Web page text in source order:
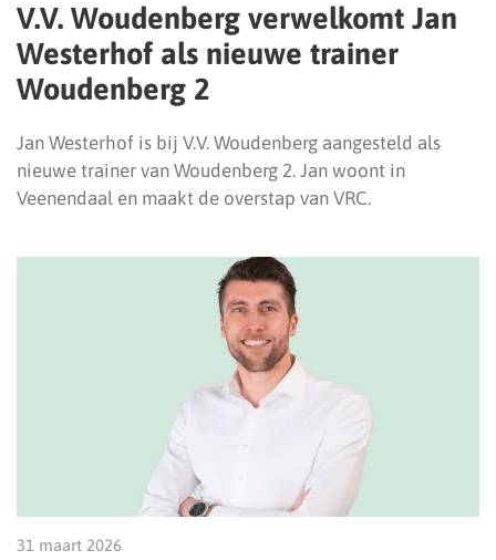
V.V. Woudenberg verwelkomt Jan
Westerhof als nieuwe trainer
Woudenberg 2
Jan Westerhof is bij V.V. Woudenberg aangesteld als
nieuwe trainer van Woudenberg 2. Jan woont in
Veenendaal en maakt de overstap van VRC.
31 maart 2026